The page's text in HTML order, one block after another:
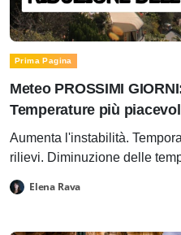
Prima Pagina
Meteo PROSSIMI
Temperature più
Aumenta l'instabilità.
rilievi. Diminuzione delle
Elena Rava